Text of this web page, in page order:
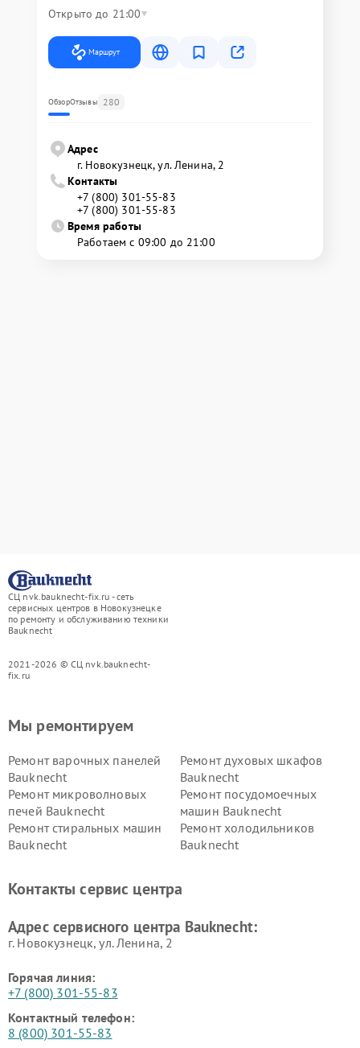
Открыто до 21:00
Маршрут
ОбзорОтзывы 280
Адрес
г. Новокузнецк, ул. Ленина, 2
Контакты
+7 (800) 301-55-83
+7 (800) 301-55-83
Время работы
Работаем с 09:00 до 21:00
СЦ nvk.bauknecht-fix.ru - сеть
сервисных центров в Новокузнецке
по ремонту и обслуживанию техники
Bauknecht
2021-2026 © СЦ nvk.bauknecht-
fix.ru
Мы ремонтируем
Ремонт варочных панелей
Bauknecht
Ремонт духовых шкафов
Bauknecht
Ремонт микроволновых
печей Bauknecht
Ремонт посудомоечных
машин Bauknecht
Ремонт стиральных машин
Bauknecht
Ремонт холодильников
Bauknecht
Контакты сервис центра
Адрес сервисного центра Bauknecht:
г. Новокузнецк, ул. Ленина, 2
Горячая линия:
+7 (800) 301-55-83
Контактный телефон:
8 (800) 301-55-83